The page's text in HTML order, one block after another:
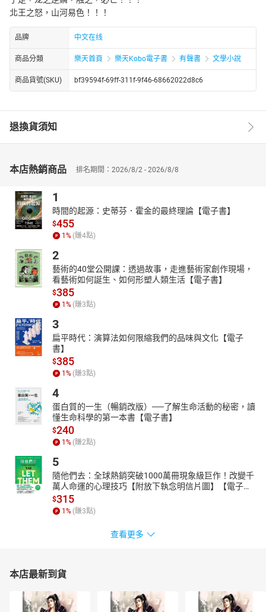
北王之怒，山河易色！！！
品牌 中文在线
商品分類 樂天首頁 樂天Kobo電子書 有聲書 文學小說
商品貨號(SKU) bf39594f-69ff-311f-9f46-68662022d8c6
退換貨須知
本店熱銷商品 排名期間：2026/8/2 - 2026/8/8
1
時間的起源：史蒂芬．霍金的最終理論【電子書】
$455
1% (賺4點)
2
藝術的40堂公開課：透過故事，走進藝術家創作現場，
看藝術如何誕生、如何形塑人類生活【電子書】
$385
1% (賺3點)
3
扁平時代：演算法如何限縮我們的品味與文化【電子
書】
$385
1% (賺3點)
4
蛋白質的一生（暢銷改版）──了解生命活動的秘密，讀
懂生命科學的第一本書【電子書】
$240
1% (賺2點)
5
隨他們去：全球熱銷突破1000萬冊現象級巨作！改變千
萬人命運的心理技巧【附放下執念明信片圖】【電子
書】
$315
1% (賺3點)
查看更多
本店最新到貨